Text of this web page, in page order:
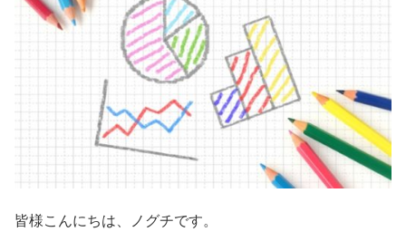
皆様こんにちは、ノグチです。